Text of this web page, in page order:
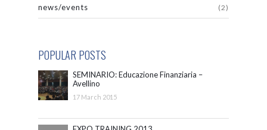
news/events (2)
POPULAR POSTS
SEMINARIO: Educazione Finanziaria –
Avellino
17 March 2015